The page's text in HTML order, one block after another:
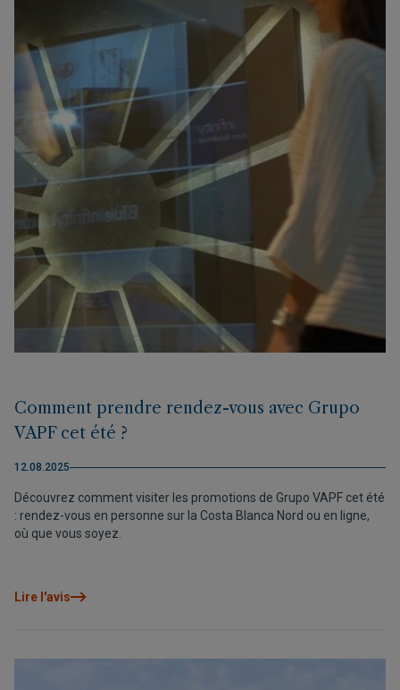
Comment prendre rendez-vous avec Grupo
VAPF cet été ?
12.08.2025
Découvrez comment visiter les promotions de Grupo VAPF cet été
: rendez-vous en personne sur la Costa Blanca Nord ou en ligne,
où que vous soyez.
Lire l'avis